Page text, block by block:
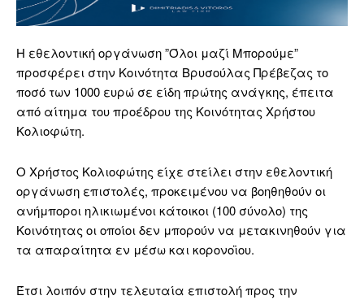
Η εθελοντική οργάνωση ”Όλοι μαζί Μπορούμε”
προσφέρει στην Κοινότητα Βρυσούλας Πρέβεζας το
ποσό των 1000 ευρώ σε είδη πρώτης ανάγκης, έπειτα
από αίτημα του προέδρου της Κοινότητας Χρήστου
Κολιοφώτη.
Ο Χρήστος Κολιοφώτης είχε στείλει στην εθελοντική
οργάνωση επιστολές, προκειμένου να βοηθηθούν οι
ανήμποροι ηλικιωμένοι κάτοικοι (100 σύνολο) της
Κοινότητας οι οποίοι δεν μπορούν να μετακινηθούν για
τα απαραίτητα εν μέσω και κορονοϊου.
Έτσι λοιπόν στην τελευταία επιστολή προς την